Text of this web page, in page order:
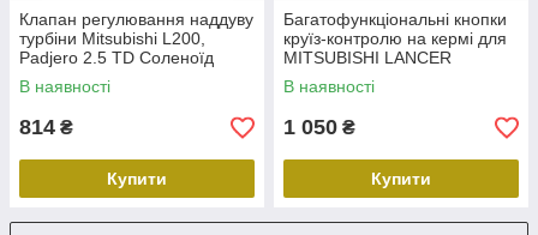
Клапан регулювання наддуву
турбіни Mitsubishi L200,
Padjero 2.5 TD Соленоїд
наддуву Митсубищі Л200
Паджеро
В наявності
814 ₴
Купити
Багатофункціональні кнопки
круїз-контролю на кермі для
MITSUBISHI LANCER
OUTLANDER ASX 2007-2012
В наявності
1 050 ₴
Купити